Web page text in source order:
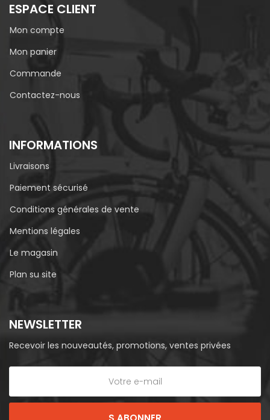
ESPACE CLIENT
Mon compte
Mon panier
Commande
Contactez-nous
INFORMATIONS
Livraisons
Paiement sécurisé
Conditions générales de vente
Mentions légales
Le magasin
Plan su site
NEWSLETTER
Recevoir les nouveautés, promotions, ventes privées